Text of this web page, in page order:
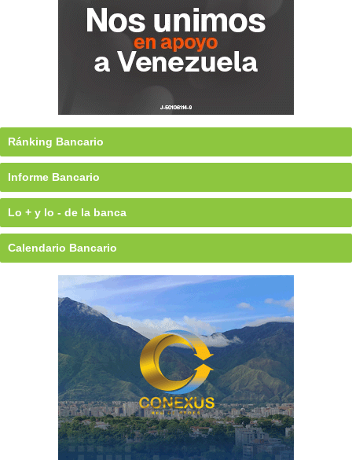
Ránking Bancario
Informe Bancario
Lo + y lo - de la banca
Calendario Bancario